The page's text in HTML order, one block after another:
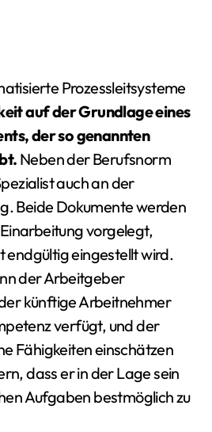
Prozessleitsysteme
auf der Grundlage eines
der so genannten
Neben der Berufsnorm
auch an der
Beide Dokumente werden
vorgelegt,
endgültig eingestellt wird.
der Arbeitgeber
künftige Arbeitnehmer
verfügt, und der
Fähigkeiten einschätzen
dass er in der Lage sein
Aufgaben bestmöglich zu